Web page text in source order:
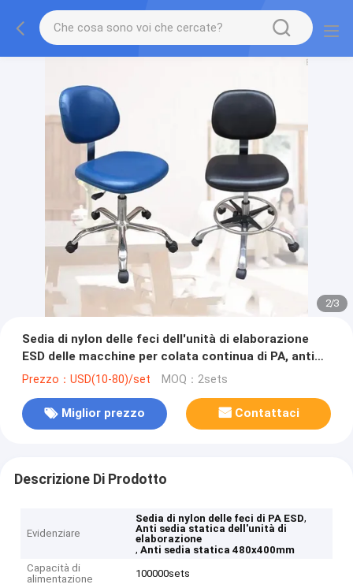
2/3
Sedia di nylon delle feci dell'unità di elaborazione
ESD delle macchine per colata continua di PA, anti
sedia statica 480x400mm
Prezzo：USD(10-80)/set MOQ：2sets
Miglior prezzo Contattaci
Descrizione Di Prodotto
Evidenziare
Sedia di nylon delle feci di PA ESD,
Anti sedia statica dell'unità di
elaborazione
,Anti sedia statica 480x400mm
Capacità di
alimentazione
100000sets